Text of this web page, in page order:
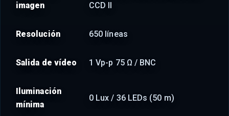
imagen
CCD II
Resolución 650 líneas
Salida de vídeo 1 Vp-p 75 Ω / BNC
Iluminación
mínima
0 Lux / 36 LEDs (50 m)